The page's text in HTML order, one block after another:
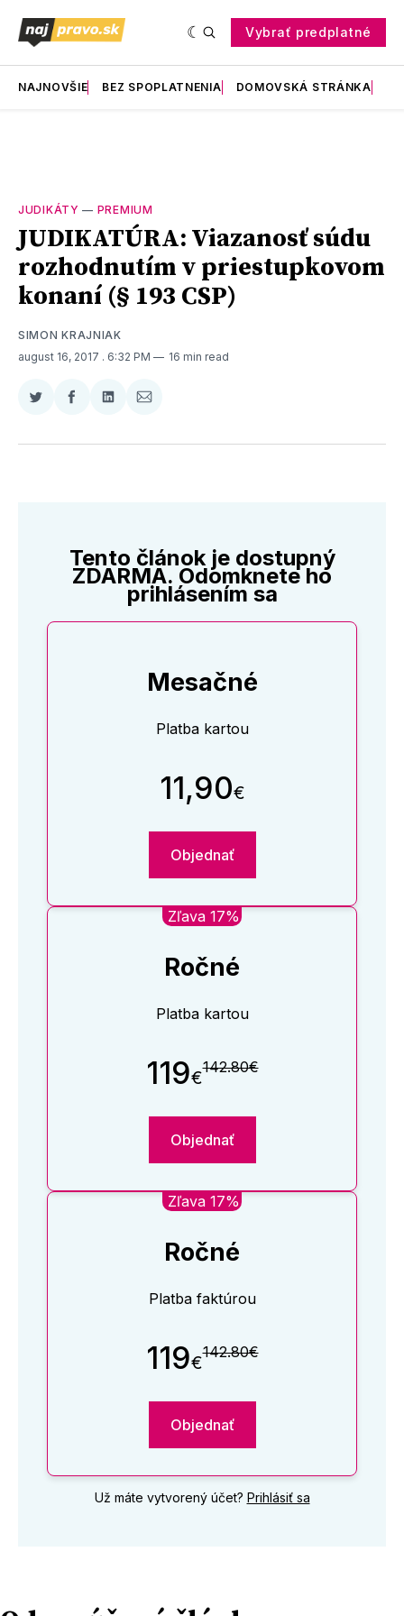
Vybrať predplatné
NAJNOVŠIE BEZ SPOPLATNENIA DOMOVSKÁ STRÁNKA
JUDIKÁTY — PREMIUM
JUDIKATÚRA: Viazanosť súdu
rozhodnutím v priestupkovom
konaní (§ 193 CSP)
SIMON KRAJNIAK
august 16, 2017 . 6:32 PM 16 min read
Zdieľať
Twitter
Zdieľať
Facebooku
Zdieľať
LinkedIne
Zdieľať
E-
Tento článok je dostupný
ZDARMA. Odomknete ho
prihlásením sa
Mesačné
Platba kartou
11,90€
Objednať
Zľava 17%
Ročné
Platba kartou
119€142.80€
Objednať
Zľava 17%
Ročné
Platba faktúrou
119€142.80€
Objednať
Už máte vytvorený účet? Prihlásiť sa